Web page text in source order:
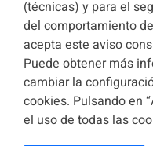
Brokalia
2026 como
(técnicas) y para el
del comportamiento
acepta este aviso
Puede obtener más
cambiar la
cookies. Pulsando en
el uso de todas las